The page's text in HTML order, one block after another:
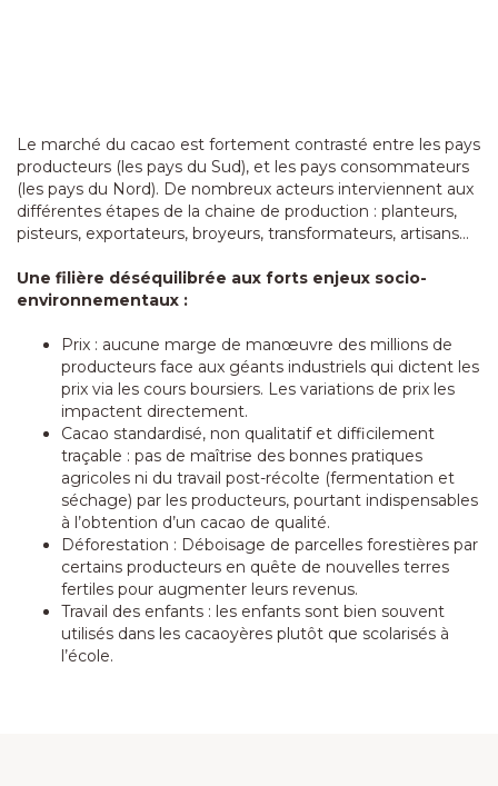
Le marché du cacao est fortement contrasté entre les pays
producteurs (les pays du Sud), et les pays consommateurs
(les pays du Nord). De nombreux acteurs interviennent aux
différentes étapes de la chaine de production : planteurs,
pisteurs, exportateurs, broyeurs, transformateurs, artisans…
Une filière déséquilibrée aux forts enjeux socio-
environnementaux :
Prix : aucune marge de manœuvre des millions de
producteurs face aux géants industriels qui dictent les
prix via les cours boursiers. Les variations de prix les
impactent directement.
Cacao standardisé, non qualitatif et difficilement
traçable : pas de maîtrise des bonnes pratiques
agricoles ni du travail post-récolte (fermentation et
séchage) par les producteurs, pourtant indispensables
à l’obtention d’un cacao de qualité.
Déforestation : Déboisage de parcelles forestières par
certains producteurs en quête de nouvelles terres
fertiles pour augmenter leurs revenus.
Travail des enfants : les enfants sont bien souvent
utilisés dans les cacaoyères plutôt que scolarisés à
l’école.